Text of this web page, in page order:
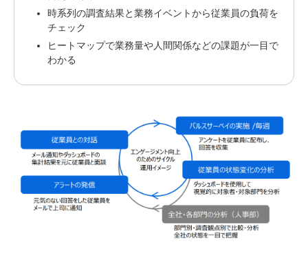
時系列の調査結果と業務イベントから従業員の負荷を
チェック
ヒートマップで業務量や人間関係などの課題が一目で
わかる